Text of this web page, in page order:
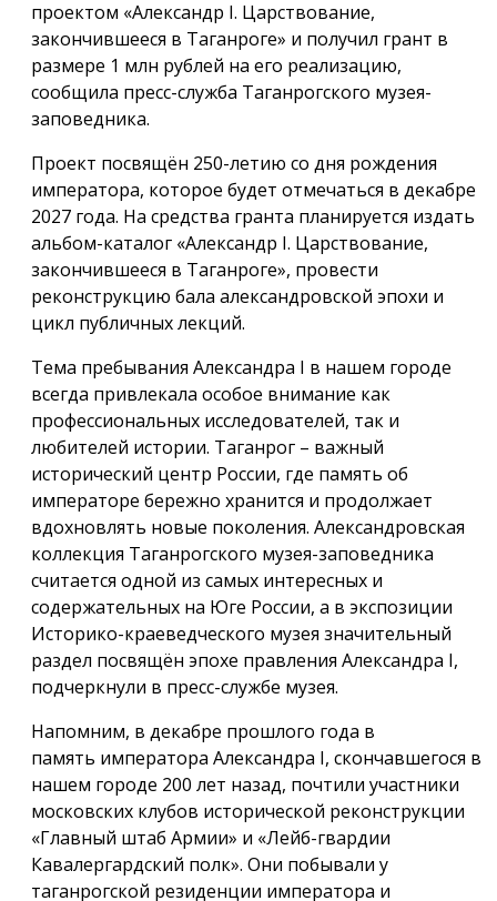
проектом «Александр I. Царствование,
закончившееся в Таганроге» и получил грант в
размере 1 млн рублей на его реализацию,
сообщила пресс-служба Таганрогского музея-
заповедника.
Проект посвящён 250-летию со дня рождения
императора, которое будет отмечаться в декабре
2027 года. На средства гранта планируется издать
альбом-каталог «Александр I. Царствование,
закончившееся в Таганроге», провести
реконструкцию бала александровской эпохи и
цикл публичных лекций.
Тема пребывания Александра I в нашем городе
всегда привлекала особое внимание как
профессиональных исследователей, так и
любителей истории. Таганрог – важный
исторический центр России, где память об
императоре бережно хранится и продолжает
вдохновлять новые поколения. Александровская
коллекция Таганрогского музея-заповедника
считается одной из самых интересных и
содержательных на Юге России, а в экспозиции
Историко-краеведческого музея значительный
раздел посвящён эпохе правления Александра I,
подчеркнули в пресс-службе музея.
Напомним, в декабре прошлого года в
память императора Александра I, скончавшегося в
нашем городе 200 лет назад, почтили участники
московских клубов исторической реконструкции
«Главный штаб Армии» и «Лейб-гвардии
Кавалергардский полк». Они побывали у
таганрогской резиденции императора и